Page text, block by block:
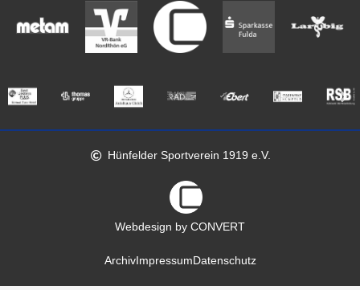
Hünfelder Sportverein 1919 e.V.
Webdesign by CONVERT
ArchivImpressumDatenschutz